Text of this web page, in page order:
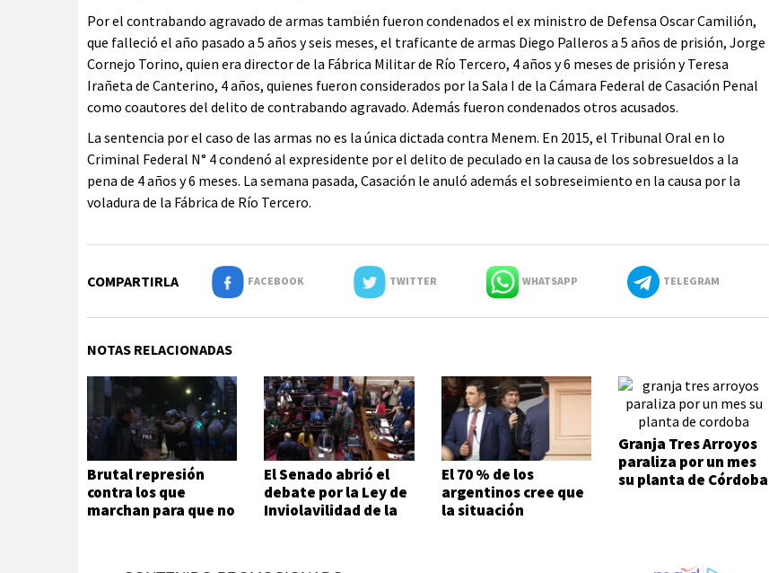
Por el contrabando agravado de armas también fueron condenados el ex ministro de Defensa Oscar Camilión,
que falleció el año pasado a 5 años y seis meses, el traficante de armas Diego Palleros a 5 años de prisión, Jorge
Cornejo Torino, quien era director de la Fábrica Militar de Río Tercero, 4 años y 6 meses de prisión y Teresa
Irañeta de Canterino, 4 años, quienes fueron considerados por la Sala I de la Cámara Federal de Casación Penal
como coautores del delito de contrabando agravado. Además fueron condenados otros acusados.
La sentencia por el caso de las armas no es la única dictada contra Menem. En 2015, el Tribunal Oral en lo
Criminal Federal N° 4 condenó al expresidente por el delito de peculado en la causa de los sobresueldos a la
pena de 4 años y 6 meses. La semana pasada, Casación le anuló además el sobreseimiento en la causa por la
voladura de la Fábrica de Río Tercero.
COMPARTIRLA FACEBOOK TWITTER WHATSAPP TELEGRAM
NOTAS RELACIONADAS
Brutal represión
contra los que
marchan para que no
El Senado abrió el
debate por la Ley de
Inviolavilidad de la
El 70 % de los
argentinos cree que
la situación
Granja Tres Arroyos
paraliza por un mes
su planta de Córdoba